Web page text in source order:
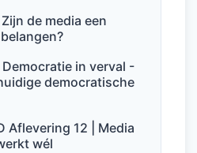
de media een
in verval -
democratische
Aflevering 12 | Media
wél
dI
n
A
p
p